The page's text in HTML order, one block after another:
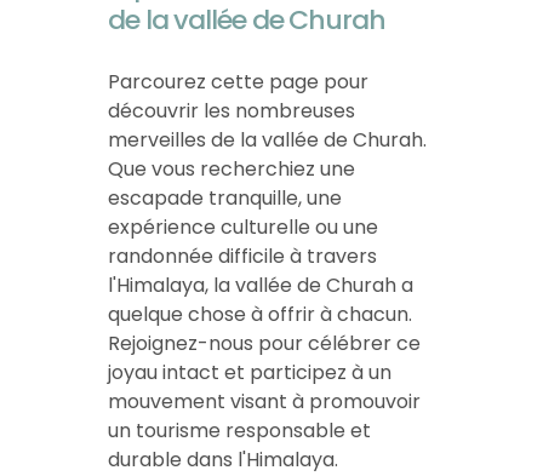
de la vallée de Churah
Parcourez cette page pour
découvrir les nombreuses
merveilles de la vallée de Churah.
Que vous recherchiez une
escapade tranquille, une
expérience culturelle ou une
randonnée difficile à travers
l'Himalaya, la vallée de Churah a
quelque chose à offrir à chacun.
Rejoignez-nous pour célébrer ce
joyau intact et participez à un
mouvement visant à promouvoir
un tourisme responsable et
durable dans l'Himalaya.